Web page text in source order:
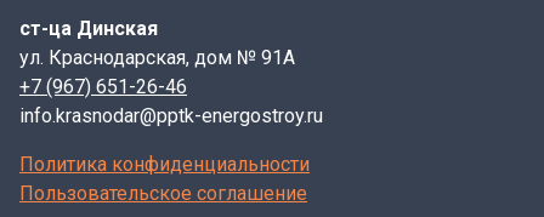
являются плиты перекрытия лотков, которые играют
незаменимую роль в создании надежных и
безопасных колодцев. Эти плиты, в частности, типа П
24-5Б, специально разработаны для обеспечения
быстрого и эффективного строительства, позволяя
значительно сократить сроки и трудозатраты на
возведение инженерных коммуникаций.
ст-ца Динская
ул. Краснодарская, дом № 91А
+7 (967) 651-26-46
info.krasnodar@pptk-energostroy.ru
Политика конфиденциальности
Пользовательское соглашение